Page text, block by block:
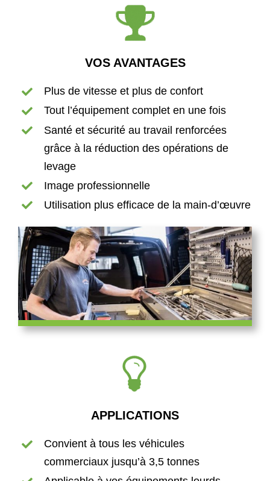
VOS AVANTAGES
Plus de vitesse et plus de confort
Tout l’équipement complet en une fois
Santé et sécurité au travail renforcées
grâce à la réduction des opérations de
levage
Image professionnelle
Utilisation plus efficace de la main-d’œuvre
APPLICATIONS
Convient à tous les véhicules
commerciaux jusqu’à 3,5 tonnes